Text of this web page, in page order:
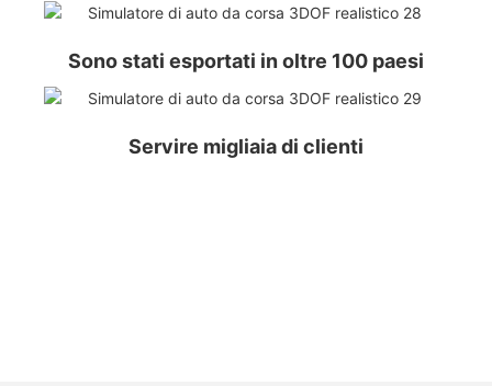
Sono stati esportati in oltre 100 paesi
Servire migliaia di clienti